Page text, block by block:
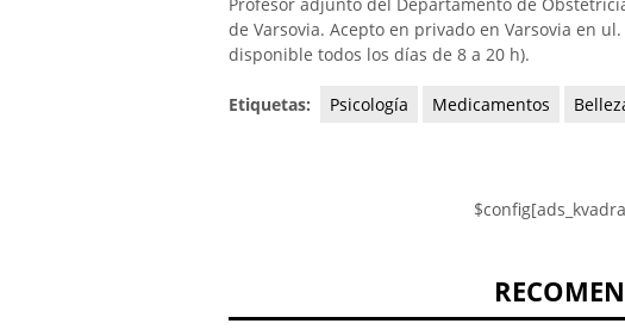
de Varsovia. Acepto en privado en Varsovia en
disponible todos los días de 8 a 20 h).
Etiquetas: Psicología Medicamentos